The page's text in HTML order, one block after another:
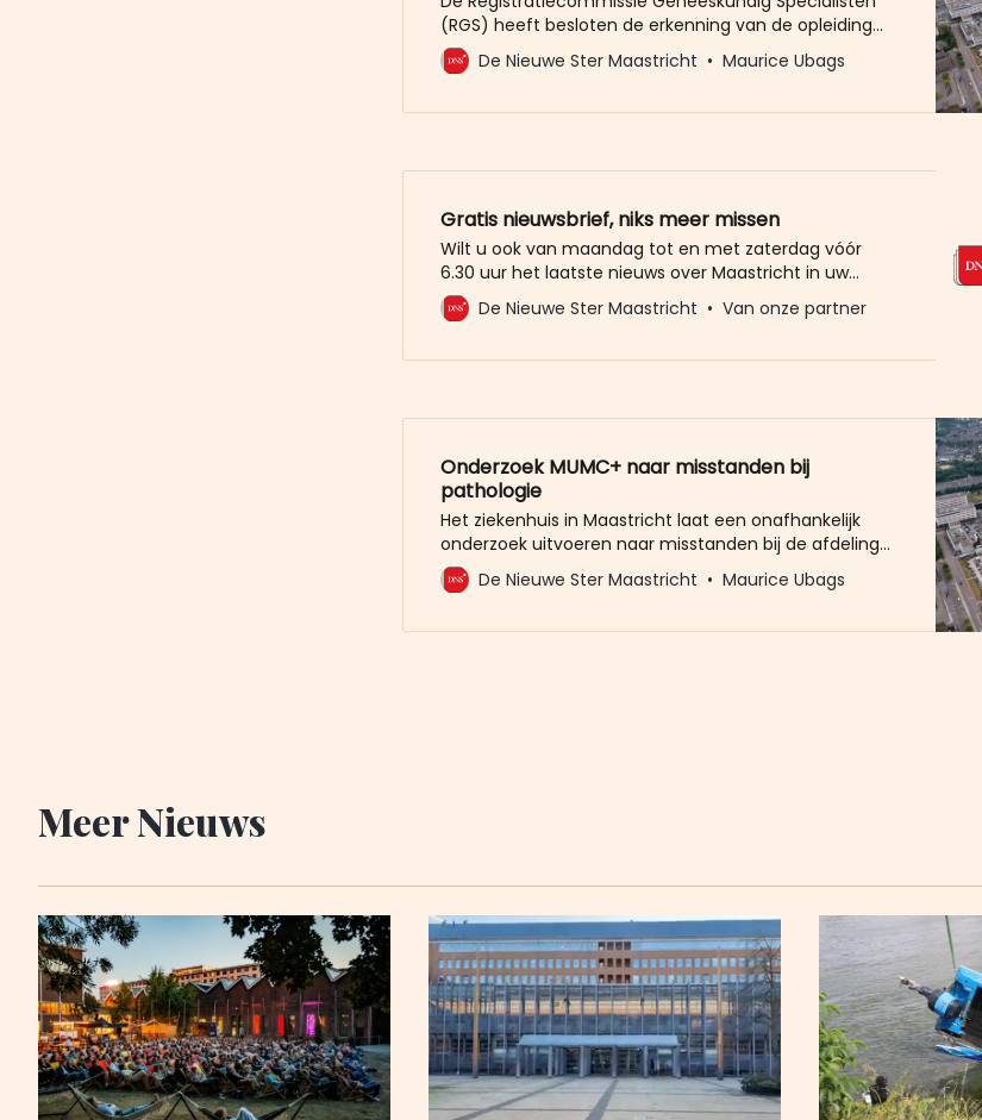
(RGS) heeft besloten de erkenning van de opleiding
tot patholoog aan het Maastricht UMC+ in te trekken.
Dit besluit volgt op een eerder voorgenomen besluit,
opleidingsklimaat op de afdeling pathologie. De
De Nieuwe Ster Maastricht Maurice Ubags
Gratis nieuwsbrief, niks meer missen
Wilt u ook van maandag tot en met zaterdag vóór
6.30 uur het laatste nieuws over Maastricht in uw
mailbox? Meld u dan gratis aan voor de nieuwbrief van
De Nieuwe Ster. Meer dan 20.000 trouwe lezers gingen
De Nieuwe Ster Maastricht Van onze partner
Onderzoek MUMC+ naar misstanden bij
pathologie
Het ziekenhuis in Maastricht laat een onafhankelijk
onderzoek uitvoeren naar misstanden bij de afdeling
pathologie. Het afdelingshoofd en zijn rechterhand
zitten hangende het onderzoek verplicht thuis.
in opleiding die aan de bel hebben getrokken. Reden:
De Nieuwe Ster Maastricht Maurice Ubags
Meer Nieuws